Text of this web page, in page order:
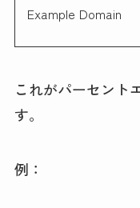
Example Domain
これがパーセント
す。
例：